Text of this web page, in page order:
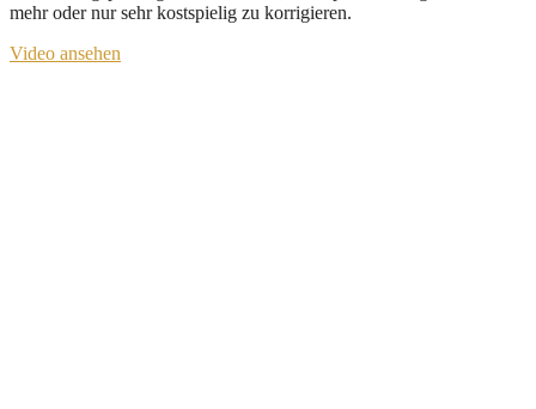
mehr oder nur sehr kostspielig zu korrigieren.
Video ansehen